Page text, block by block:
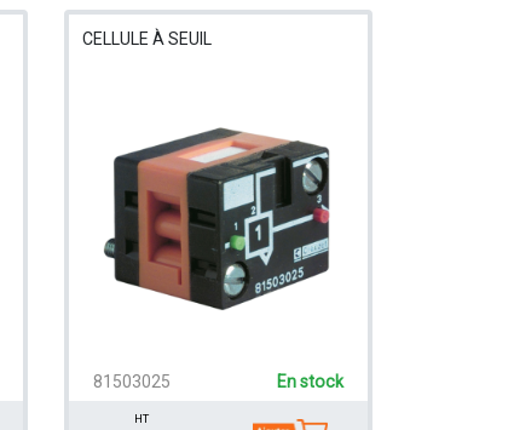
CELLULE À SEUIL
81503025 En stock
HT